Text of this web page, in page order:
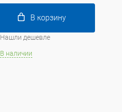
В корзину
Нашли дешевле
В наличии